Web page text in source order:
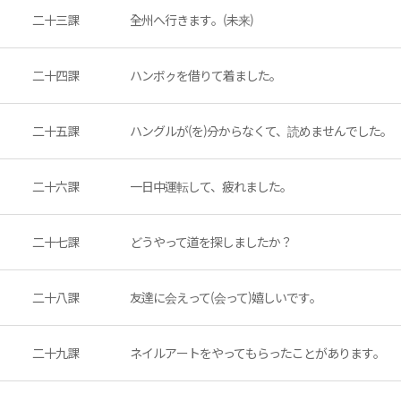
二十三課 全州へ行きます。(未来)
二十四課 ハンボㇰを借りて着ました。
二十五課 ハングルが(を)分からなくて、読めませんでした。
二十六課 一日中運転して、疲れました。
二十七課 どうやって道を探しましたか？
二十八課 友達に会えって(会って)嬉しいです。
二十九課 ネイルアートをやってもらったことがあります。